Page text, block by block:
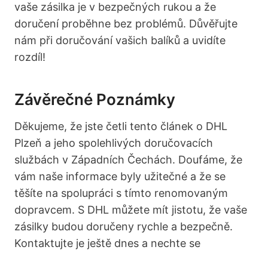
vaše zásilka je v bezpečných rukou a že
doručení proběhne bez problémů. Důvěřujte
nám při doručování vašich balíků a uvidíte
rozdíl!
Závěrečné Poznámky
Děkujeme, že jste četli tento článek o DHL
Plzeň a jeho spolehlivých doručovacích
službách v Západních Čechách. Doufáme, že
vám naše informace byly užitečné a že se
těšíte na spolupráci s tímto renomovaným
dopravcem. S DHL můžete mít jistotu, že vaše
zásilky budou doručeny rychle a bezpečně.
Kontaktujte je ještě dnes a nechte se